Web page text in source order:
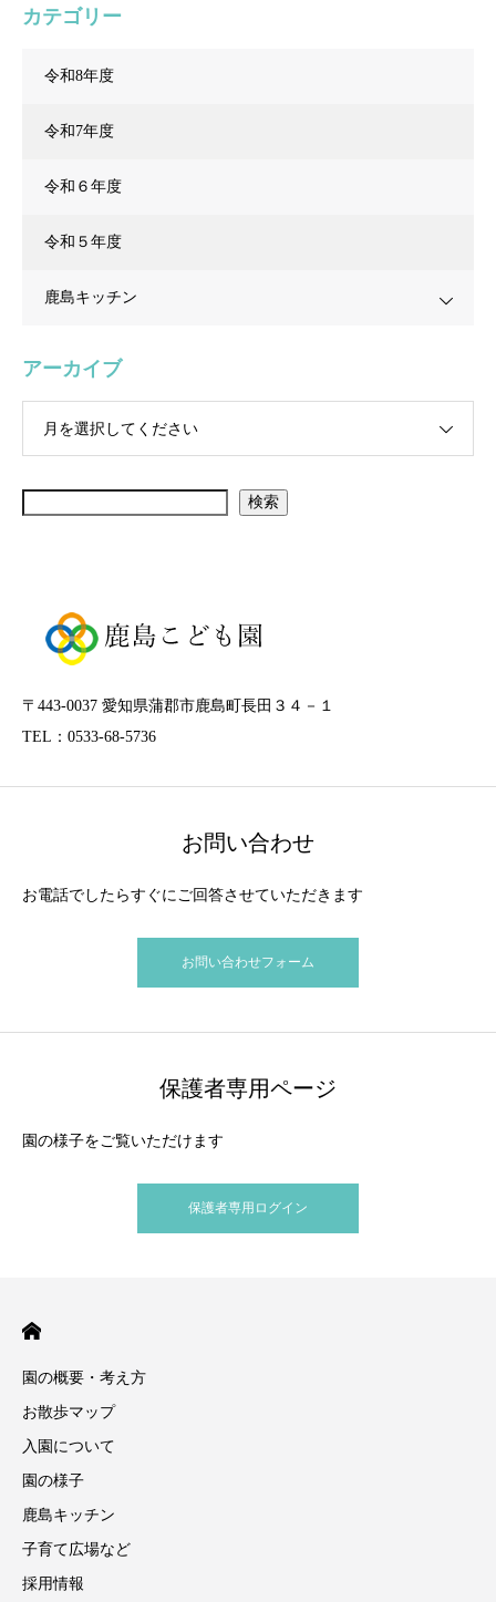
カテゴリー
令和8年度
令和7年度
令和６年度
令和５年度
鹿島キッチン
アーカイブ
月を選択してください
検索
〒443-0037 愛知県蒲郡市鹿島町長田３４－１
TEL：0533-68-5736
お問い合わせ
お電話でしたらすぐにご回答させていただきます
お問い合わせフォーム
保護者専用ページ
園の様子をご覧いただけます
保護者専用ログイン
園の概要・考え方
お散歩マップ
入園について
園の様子
鹿島キッチン
子育て広場など
採用情報